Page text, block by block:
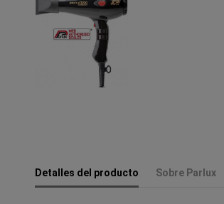
Detalles del producto Sobre Parlux